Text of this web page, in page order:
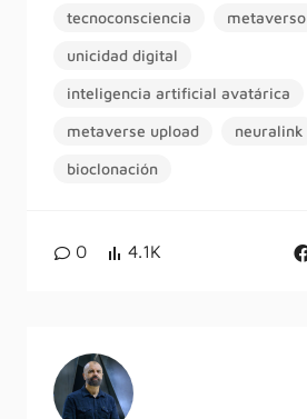
tecnoconsciencia
metaverso
unicidad digital
inteligencia artificial avatárica
metaverse upload
neuralink
bioclonación
0 4.1K